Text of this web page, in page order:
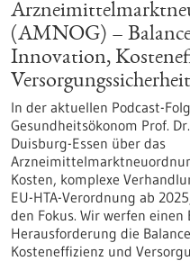
(AMNOG) –
Innovation,
Versorgungssicherheit
In der aktuellen Podcast-
Gesundheitsökonom Prof.
Duisburg-Essen über das
Kosten, komplexe
EU-HTA-Verordnung ab
den Fokus. Wir werfen
Herausforderung die
Kosteneffizienz und